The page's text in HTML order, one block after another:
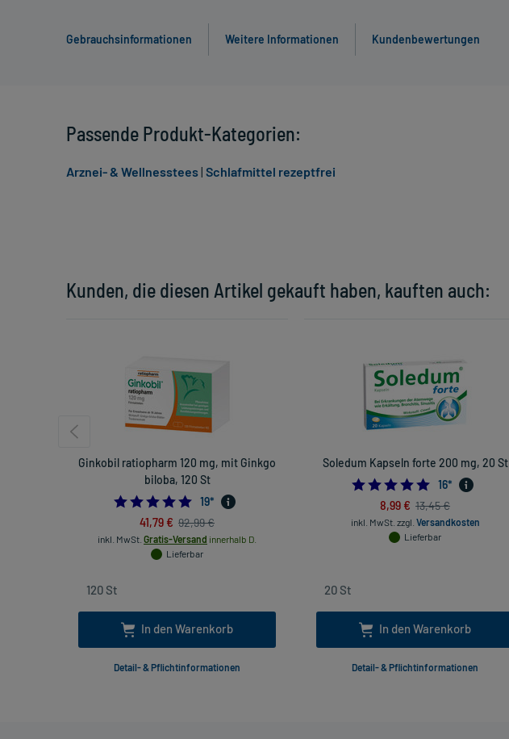
Gebrauchsinformationen Weitere Informationen Kundenbewertungen
Kunden, die diesen Artikel gekauft haben, kauften auch:
Ginkobil ratiopharm 120 mg, mit Ginkgo
biloba, 120 St
4.7894736842105265
19*
41,79 € 92,99 €
inkl. MwSt. Gratis-Versand innerhalb D.
Lieferbar
In den Warenkorb
Detail- & Pflichtinformationen
Soledum Kapseln forte 200 mg, 20 St
5.0
16*
8,99 € 13,45 €
inkl. MwSt. zzgl. Versandkosten
Lieferbar
In den Warenkorb
Detail- & Pflichtinformationen
Passende Produkt-Kategorien:
Arznei- & Wellnesstees| Schlafmittel rezeptfrei